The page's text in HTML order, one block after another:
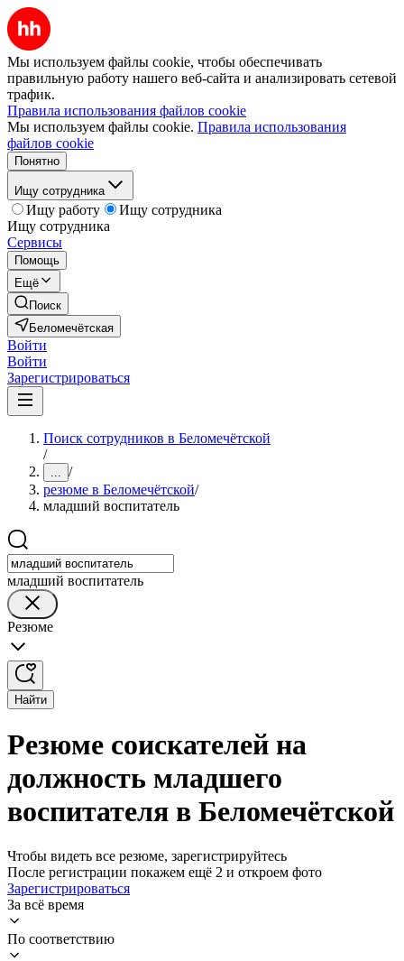
Мы используем файлы cookie, чтобы обеспечивать
правильную работу нашего веб-сайта и анализировать сетевой
трафик.
Правила использования файлов cookie
Мы используем файлы cookie. Правила использования
файлов cookie
Понятно
Ищу сотрудника
Ищу работу
Ищу сотрудника
Ищу сотрудника
Сервисы
Помощь
Ещё
Поиск
Беломечётская
Войти
Войти
Зарегистрироваться
Поиск сотрудников в Беломечётской
/
... /
резюме в Беломечётской/
младший воспитатель
младший воспитатель
Резюме
Найти
Резюме соискателей на
должность младшего
воспитателя в Беломечётской
Чтобы видеть все резюме, зарегистрируйтесь
После регистрации покажем ещё 2 и откроем фото
Зарегистрироваться
За всё время
По соответствию